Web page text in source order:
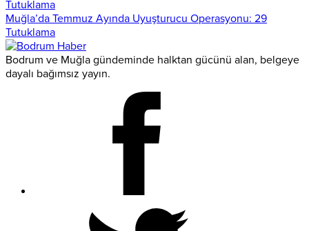
Muğla’da Temmuz Ayında Uyuşturucu Operasyonu: 29
Tutuklama
Bodrum ve Muğla gündeminde halktan gücünü alan, belgeye
dayalı bağımsız yayın.